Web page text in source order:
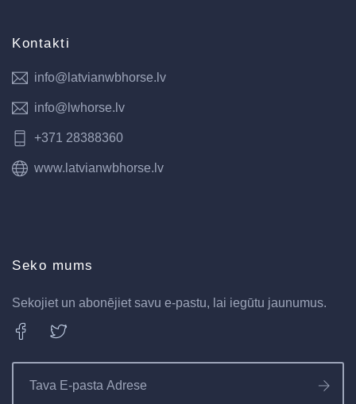
Kontakti
info@latvianwbhorse.lv
info@lwhorse.lv
+371 28388360
www.latvianwbhorse.lv
Seko mums
Sekojiet un abonējiet savu e-pastu, lai iegūtu jaunumus.